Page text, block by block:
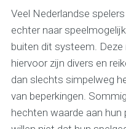
Veel Nederlandse
echter naar
buiten dit systeem. Deze
hiervoor zijn divers en
dan slechts simpelweg
van beperkingen.
hechten waarde aan hun